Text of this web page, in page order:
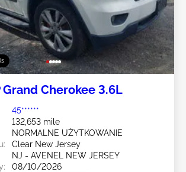
Grand Cherokee 3.6L
45******
132,653 mile
NORMALNE UŻYTKOWANIE
Clear New Jersey
NJ - AVENEL NEW JERSEY
08/10/2026